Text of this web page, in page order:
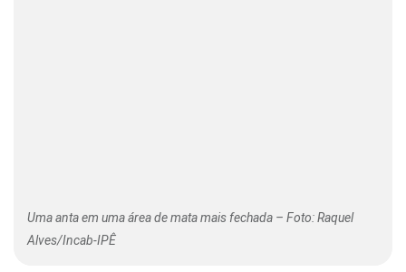
Uma anta em uma área de mata mais fechada – Foto: Raquel
Alves/Incab-IPÊ